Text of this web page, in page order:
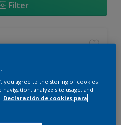
Filter
cubritivo
más durable
secado
you agree to the storing of cookies
analyze site usage, and
Declaración de cookies para